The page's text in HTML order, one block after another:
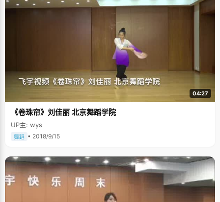
04:27
《卷珠帘》刘佳丽 北京舞蹈学院
UP主: wys
舞蹈 • 2018/9/15